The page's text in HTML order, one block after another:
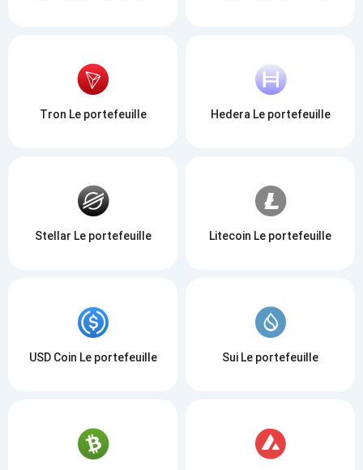
Tron Le portefeuille Hedera Le portefeuille
Stellar Le portefeuille Litecoin Le portefeuille
USD Coin Le portefeuille Sui Le portefeuille